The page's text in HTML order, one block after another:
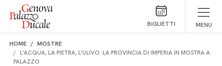
Salta al contenuto
BIGLIETTI MENU
HOME
MOSTRE
L’ACQUA, LA PIETRA, L’ULIVO. LA PROVINCIA DI IMPERIA IN MOSTRA A
PALAZZO